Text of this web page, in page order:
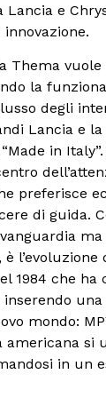
Lancia e
Thema
la
degli
Lancia e
in
preferisce
di guida.
è l’evoluzione
1984 che ha
una
mondo:
americana si
in un